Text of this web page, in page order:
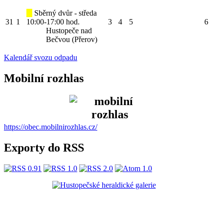
31 1
Sběrný dvůr - středa
10:00-17:00 hod.
Hustopeče nad
Bečvou (Přerov)
3 4 5 6
Kalendář svozu odpadu
Mobilní rozhlas
https://obec.mobilnirozhlas.cz/
Exporty do RSS